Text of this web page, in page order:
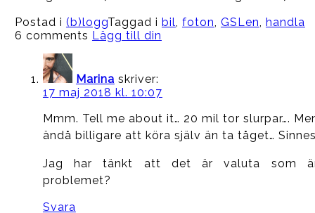
Postad i (b)loggTaggad i bil, foton, GSLen, handla
6 comments Lägg till din
Marina skriver:
17 maj 2018 kl. 10:07
Mmm. Tell me about it… 20 mil tor slurpar….
ändå billigare att köra själv än ta tåget…
Jag har tänkt att det är valuta som
problemet?
Svara